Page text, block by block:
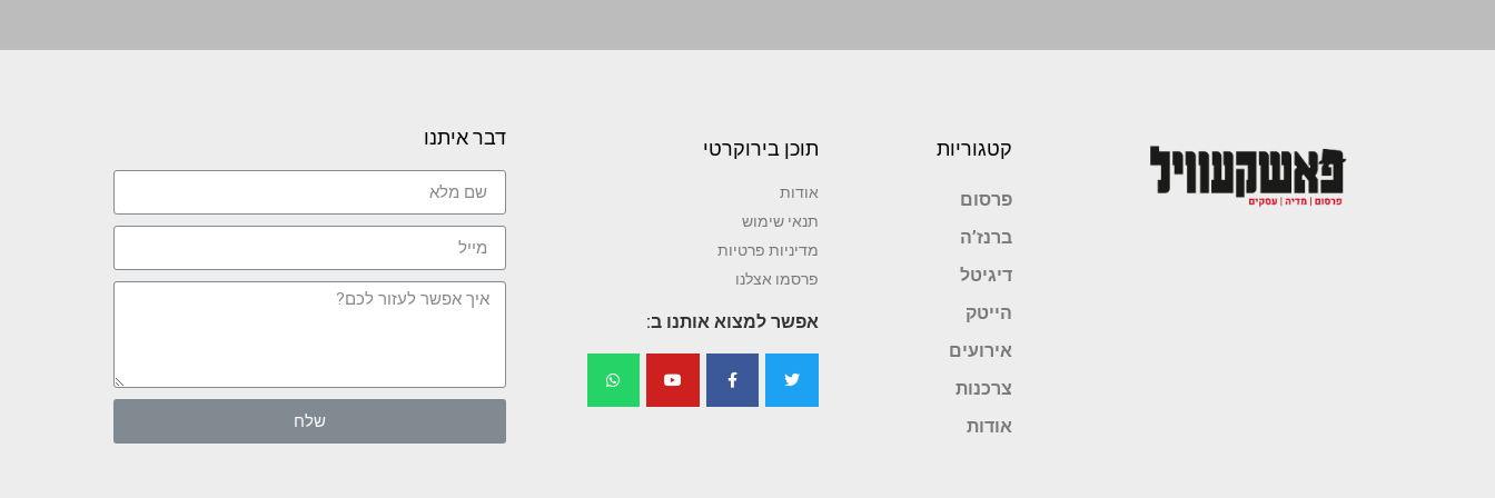
קטגוריות
פרסום
ברנז’ה
דיגיטל
הייטק
אירועים
צרכנות
אודות
תוכן בירוקרטי
אודות
תנאי שימוש
מדיניות פרטיות
פרסמו אצלנו
אפשר למצוא אותנו ב:
דבר איתנו
שלח